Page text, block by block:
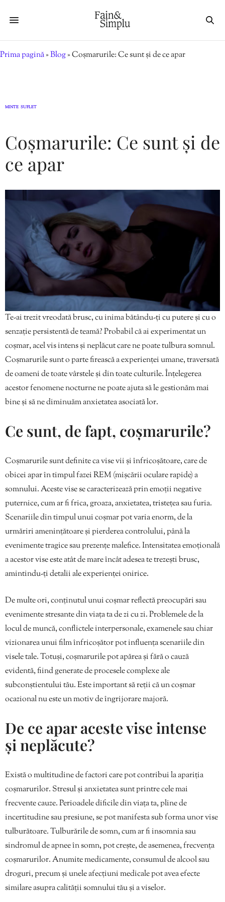
Prima pagină»Blog»Coșmarurile: Ce sunt și de ce apar
MINTE SUFLET
Coșmarurile: Ce sunt și de
ce apar
Te-ai trezit vreodată brusc, cu inima bătându-ți cu putere și cu o
senzație persistentă de teamă? Probabil că ai experimentat un
coșmar, acel vis intens și neplăcut care ne poate tulbura somnul.
Coșmarurile sunt o parte firească a experienței umane, traversată
de oameni de toate vârstele și din toate culturile. Înțelegerea
acestor fenomene nocturne ne poate ajuta să le gestionăm mai
bine și să ne diminuăm anxietatea asociată lor.
Ce sunt, de fapt, coșmarurile?
Coșmarurile sunt definite ca vise vii și înfricoșătoare, care de
obicei apar în timpul fazei REM (mișcării oculare rapide) a
somnului. Aceste vise se caracterizează prin emoții negative
puternice, cum ar fi frica, groaza, anxietatea, tristețea sau furia.
Scenariile din timpul unui coșmar pot varia enorm, de la
urmăriri amenințătoare și pierderea controlului, până la
evenimente tragice sau prezențe malefice. Intensitatea emoțională
a acestor vise este atât de mare încât adesea te trezești brusc,
amintindu-ți detalii ale experienței onirice.
De multe ori, conținutul unui coșmar reflectă preocupări sau
evenimente stresante din viața ta de zi cu zi. Problemele de la
locul de muncă, conflictele interpersonale, examenele sau chiar
vizionarea unui film înfricoșător pot influența scenariile din
visele tale. Totuși, coșmarurile pot apărea și fără o cauză
evidentă, fiind generate de procesele complexe ale
subconștientului tău. Este important să reții că un coșmar
ocazional nu este un motiv de îngrijorare majoră.
De ce apar aceste vise intense
și neplăcute?
Există o multitudine de factori care pot contribui la apariția
coșmarurilor. Stresul și anxietatea sunt printre cele mai
frecvente cauze. Perioadele dificile din viața ta, pline de
incertitudine sau presiune, se pot manifesta sub forma unor vise
tulburătoare. Tulburările de somn, cum ar fi insomnia sau
sindromul de apnee în somn, pot crește, de asemenea, frecvența
coșmarurilor. Anumite medicamente, consumul de alcool sau
droguri, precum și unele afecțiuni medicale pot avea efecte
similare asupra calității somnului tău și a viselor.